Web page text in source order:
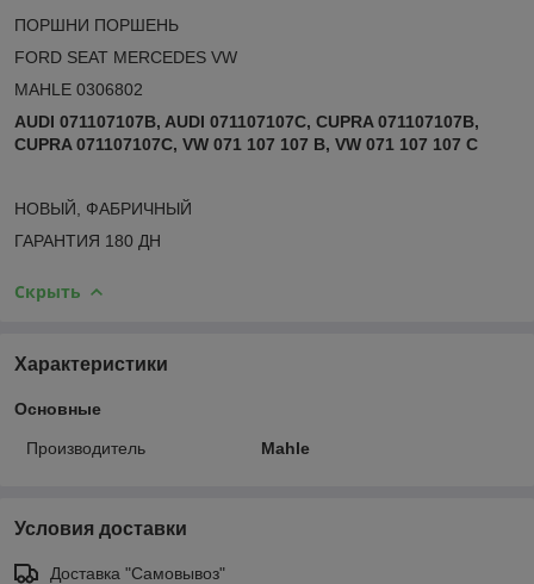
ПОРШНИ ПОРШЕНЬ
FORD SEAT MERCEDES VW
MAHLE 0306802
AUDI 071107107B, AUDI 071107107C, CUPRA 071107107B,
CUPRA 071107107C, VW 071 107 107 B, VW 071 107 107 C
НОВЫЙ, ФАБРИЧНЫЙ
ГАРАНТИЯ 180 ДН
Скрыть
Характеристики
Основные
Производитель Mahle
Условия доставки
Доставка "Самовывоз"